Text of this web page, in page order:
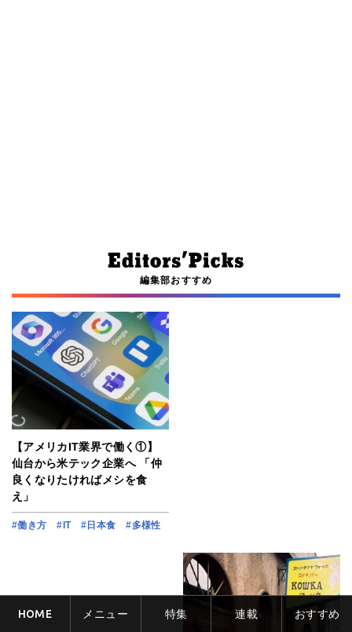
編集部おすすめ
【アメリカIT業界で働く①】
仙台から米テック企業へ 「仲
良くなりたければメシを食
え」
#働き方 #IT #日本食 #多様性
HOME メニュー 特集 連載 おすすめ